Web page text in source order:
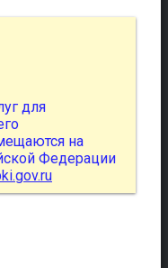
для
на
Федерации